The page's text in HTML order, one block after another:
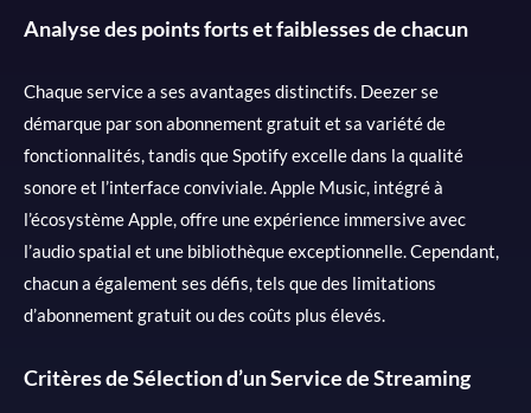
Analyse des points forts et faiblesses de chacun
Chaque service a ses avantages distinctifs. Deezer se
démarque par son abonnement gratuit et sa variété de
fonctionnalités, tandis que Spotify excelle dans la qualité
sonore et l’interface conviviale. Apple Music, intégré à
l’écosystème Apple, offre une expérience immersive avec
l’audio spatial et une bibliothèque exceptionnelle. Cependant,
chacun a également ses défis, tels que des limitations
d’abonnement gratuit ou des coûts plus élevés.
Critères de Sélection d’un Service de Streaming